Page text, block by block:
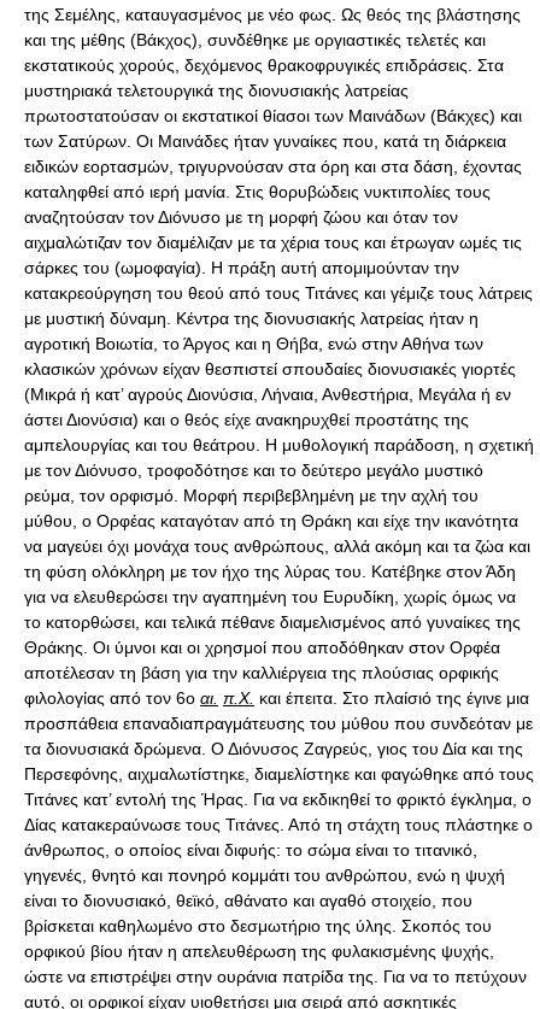
της Σεμέλης, καταυγασμένος με νέο φως. Ως θεός της βλάστησης
και της μέθης (Βάκχος), συνδέθηκε με οργιαστικές τελετές και
εκστατικούς χορούς, δεχόμενος θρακοφρυγικές επιδράσεις. Στα
μυστηριακά τελετουργικά της διονυσιακής λατρείας
πρωτοστατούσαν οι εκστατικοί θίασοι των Μαινάδων (Βάκχες) και
των Σατύρων. Οι Μαινάδες ήταν γυναίκες που, κατά τη διάρκεια
ειδικών εορτασμών, τριγυρνούσαν στα όρη και στα δάση, έχοντας
καταληφθεί από ιερή μανία. Στις θορυβώδεις νυκτιπολίες τους
αναζητούσαν τον Διόνυσο με τη μορφή ζώου και όταν τον
αιχμαλώτιζαν τον διαμέλιζαν με τα χέρια τους και έτρωγαν ωμές τις
σάρκες του (ωμοφαγία). Η πράξη αυτή απομιμούνταν την
κατακρεούργηση του θεού από τους Τιτάνες και γέμιζε τους λάτρεις
με μυστική δύναμη. Κέντρα της διονυσιακής λατρείας ήταν η
αγροτική Βοιωτία, το Άργος και η Θήβα, ενώ στην Αθήνα των
κλασικών χρόνων είχαν θεσπιστεί σπουδαίες διονυσιακές γιορτές
(Μικρά ή κατ’ αγρούς Διονύσια, Λήναια, Ανθεστήρια, Μεγάλα ή εν
άστει Διονύσια) και ο θεός είχε ανακηρυχθεί προστάτης της
αμπελουργίας και του θεάτρου. Η μυθολογική παράδοση, η σχετική
με τον Διόνυσο, τροφοδότησε και το δεύτερο μεγάλο μυστικό
ρεύμα, τον ορφισμό. Μορφή περιβεβλημένη με την αχλή του
μύθου, ο Ορφέας καταγόταν από τη Θράκη και είχε την ικανότητα
να μαγεύει όχι μονάχα τους ανθρώπους, αλλά ακόμη και τα ζώα και
τη φύση ολόκληρη με τον ήχο της λύρας του. Κατέβηκε στον Άδη
για να ελευθερώσει την αγαπημένη του Ευρυδίκη, χωρίς όμως να
το κατορθώσει, και τελικά πέθανε διαμελισμένος από γυναίκες της
Θράκης. Οι ύμνοι και οι χρησμοί που αποδόθηκαν στον Ορφέα
αποτέλεσαν τη βάση για την καλλιέργεια της πλούσιας ορφικής
φιλολογίας από τον 6ο αι. π.Χ. και έπειτα. Στο πλαίσιό της έγινε μια
προσπάθεια επαναδιαπραγμάτευσης του μύθου που συνδεόταν με
τα διονυσιακά δρώμενα. Ο Διόνυσος Ζαγρεύς, γιος του Δία και της
Περσεφόνης, αιχμαλωτίστηκε, διαμελίστηκε και φαγώθηκε από τους
Τιτάνες κατ’ εντολή της Ήρας. Για να εκδικηθεί το φρικτό έγκλημα, ο
Δίας κατακεραύνωσε τους Τιτάνες. Από τη στάχτη τους πλάστηκε ο
άνθρωπος, ο οποίος είναι διφυής: το σώμα είναι το τιτανικό,
γηγενές, θνητό και πονηρό κομμάτι του ανθρώπου, ενώ η ψυχή
είναι το διονυσιακό, θεϊκό, αθάνατο και αγαθό στοιχείο, που
βρίσκεται καθηλωμένο στο δεσμωτήριο της ύλης. Σκοπός του
ορφικού βίου ήταν η απελευθέρωση της φυλακισμένης ψυχής,
ώστε να επιστρέψει στην ουράνια πατρίδα της. Για να το πετύχουν
αυτό, οι ορφικοί είχαν υιοθετήσει μια σειρά από ασκητικές